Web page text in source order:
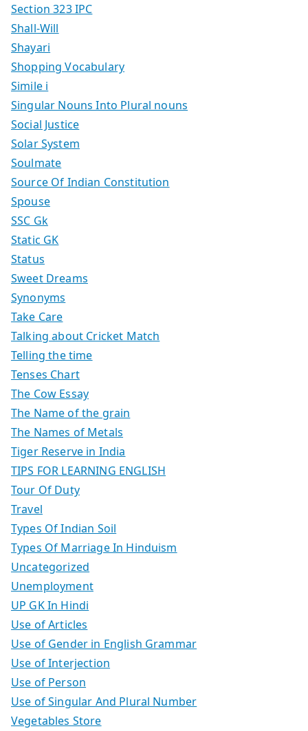
Section 323 IPC
Shall-Will
Shayari
Shopping Vocabulary
Simile i
Singular Nouns Into Plural nouns
Social Justice
Solar System
Soulmate
Source Of Indian Constitution
Spouse
SSC Gk
Static GK
Status
Sweet Dreams
Synonyms
Take Care
Talking about Cricket Match
Telling the time
Tenses Chart
The Cow Essay
The Name of the grain
The Names of Metals
Tiger Reserve in India
TIPS FOR LEARNING ENGLISH
Tour Of Duty
Travel
Types Of Indian Soil
Types Of Marriage In Hinduism
Uncategorized
Unemployment
UP GK In Hindi
Use of Articles
Use of Gender in English Grammar
Use of Interjection
Use of Person
Use of Singular And Plural Number
Vegetables Store